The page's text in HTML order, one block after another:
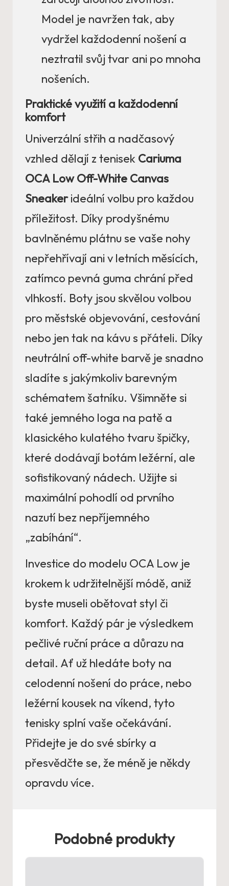
Model je navržen tak, aby
vydržel každodenní nošení a
neztratil svůj tvar ani po mnoha
nošeních.
Praktické využití a každodenní
komfort
Univerzální střih a nadčasový
vzhled dělají z tenisek Cariuma
OCA Low Off-White Canvas
Sneakerideální volbu pro každou
příležitost. Díky prodyšnému
bavlněnému plátnu se vaše nohy
nepřehřívají ani v letních měsících,
zatímco pevná guma chrání před
vlhkostí. Boty jsou skvělou volbou
pro městské objevování, cestování
nebo jen tak na kávu s přáteli. Díky
neutrální off-white barvě je snadno
sladíte s jakýmkoliv barevným
schématem šatníku. Všimněte si
také jemného loga na patě a
klasického kulatého tvaru špičky,
které dodávají botám ležérní, ale
sofistikovaný nádech. Užijte si
maximální pohodlí od prvního
nazutí bez nepříjemného
„zabíhání“.
Investice do modelu OCA Low je
krokem k udržitelnější módě, aniž
byste museli obětovat styl či
komfort. Každý pár je výsledkem
pečlivé ruční práce a důrazu na
detail. Ať už hledáte boty na
celodenní nošení do práce, nebo
ležérní kousek na víkend, tyto
tenisky splní vaše očekávání.
Přidejte je do své sbírky a
přesvědčte se, že méně je někdy
opravdu více.
Podobné produkty